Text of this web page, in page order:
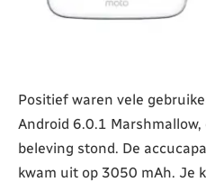
Positief waren vele
Android 6.0.1
beleving stond. De
kwam uit op 3050 mAh. Je